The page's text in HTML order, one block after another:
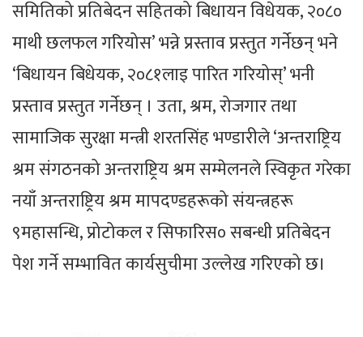
समितिको प्रतिबेदन सहितको बिधायन विधेयक, २०८०
माथी छलफल गरियोस’ भन्ने प्रस्ताव प्रस्तुत गर्नेछन् भने
‘बिधायन बिधेयक, २०८१लाइ पारित गरियोस्’ भनी
प्रस्ताव प्रस्तुत गर्नेछन् । उता, श्रम, रोजगार तथा
सामाजिक सुरक्षा मन्त्री शरतसिंह भण्डारीले ‘अन्तराष्ट्रिय
श्रम संगठनको अन्तराष्ट्रिय श्रम सम्मेलनले स्विकृत गरेका
नयाँ अन्तराष्ट्रिय श्रम मापदण्डहरूको संयन्त्रहरू
९महासन्धि, प्रोटोकल र सिफारिस० सबन्धी प्रतिबेदन
पेश गर्ने सम्भावित कार्यसुचीमा उल्लेख गरिएको छ।